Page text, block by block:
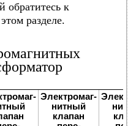
обратитесь к
разделе.
Электромаг-
нитный
клапан